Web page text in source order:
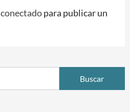
conectadopara publicar un